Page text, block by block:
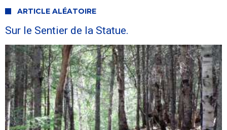
ARTICLE ALÉATOIRE
Sur le Sentier de la Statue.